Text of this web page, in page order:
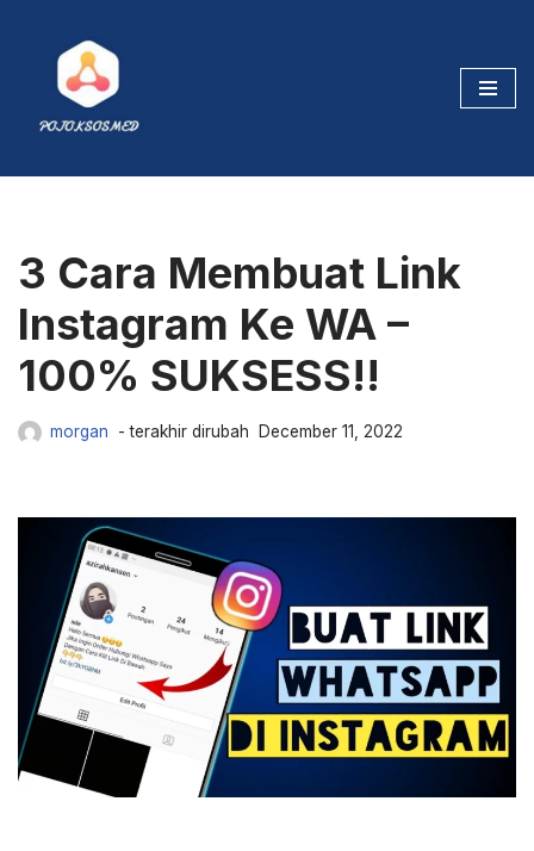
content
3 Cara Membuat Link
Instagram Ke WA –
100% SUKSESS!!
morgan December 11, 2022